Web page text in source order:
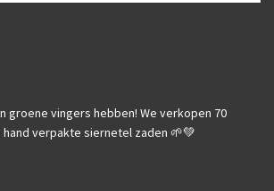
groene vingers hebben! We verkopen 70
verpakte siernetel zaden 🌱💚